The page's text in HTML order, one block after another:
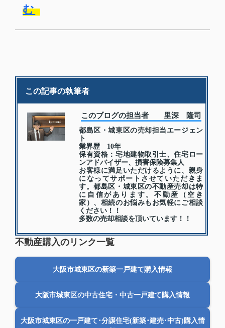
む
この記事の執筆者
このブログの担当者 里深 隆司
都島区・城東区の売却担当エージェン
ト
業界歴 10年
保有資格：宅地建物取引士、住宅ロー
ンアドバイザー、損害保険募集人
お客様に満足いただけるように、親身
になってサポートさせていただきま
す。都島区・城東区の不動産売却は特
に自信があります。不動産（空き
家）、相続のお悩みもお気軽にご相談
ください！！
多数の売却相談を頂いています！！
不動産購入のリンク一覧
大阪市城東区の新築一戸建て購入情報
大阪市城東区の中古住宅・中古一戸建て購入情報
大阪市城東区の一戸建て･分譲住宅(新築･建売･中古)購入情